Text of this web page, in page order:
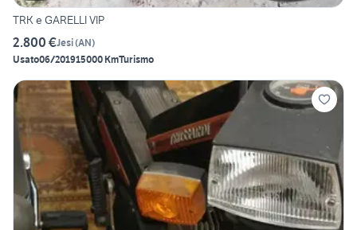
TRK e GARELLI VIP
2.800 €Jesi(AN)
Usato06/201915000 KmTurismo